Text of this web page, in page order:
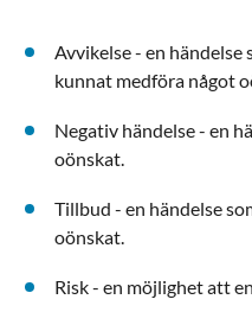
Avvikelse - en händelse
kunnat medföra något
Negativ händelse - en
oönskat.
Tillbud - en händelse
oönskat.
Risk - en möjlighet att